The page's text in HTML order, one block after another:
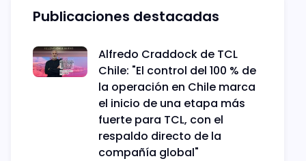
Publicaciones destacadas
Alfredo Craddock de TCL
Chile: "El control del 100 % de
la operación en Chile marca
el inicio de una etapa más
fuerte para TCL, con el
respaldo directo de la
compañía global"